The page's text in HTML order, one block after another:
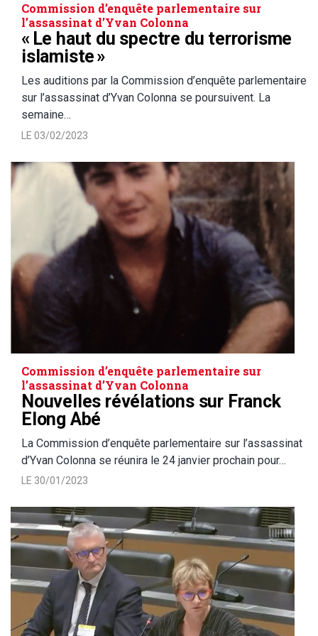
Commission d’enquête parlementaire sur
l’assassinat d’Yvan Colonna
« Le haut du spectre du terrorisme
islamiste »
Les auditions par la Commission d’enquête parlementaire
sur l’assassinat d’Yvan Colonna se poursuivent. La
semaine…
LE 03/02/2023
Commission d’enquête parlementaire sur
l’assassinat d’Yvan Colonna
Nouvelles révélations sur Franck
Elong Abé
La Commission d’enquête parlementaire sur l’assassinat
d’Yvan Colonna se réunira le 24 janvier prochain pour…
LE 30/01/2023